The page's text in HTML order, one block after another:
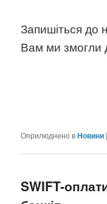
Запишіться до
Вам ми змогли
Оприлюднено вНовини
SWIFT-